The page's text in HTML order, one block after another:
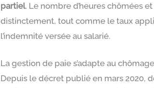
partiel. Le nombre d’heures chômées
distinctement, tout comme le taux
l’indemnité versée au salarié.
La gestion de paie s’adapte au
Depuis le décret publié en mars 2020,